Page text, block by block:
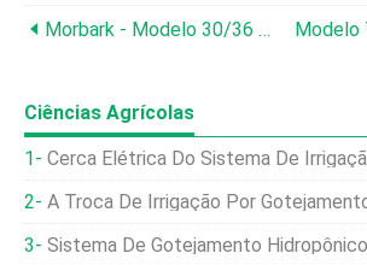
Morbark - Modelo 30/36 - Whole Tree Drum Chipper Modelo TX110 / 210 Series -
Ciências Agrícolas
Cerca Elétrica Do Sistema De
A Troca De Irrigação Por Gotejamento Por
Sistema De Gotejamento Hidropônico, Tipos,